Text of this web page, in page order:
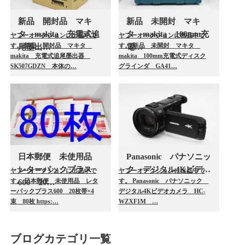
新品 開封品 マキ
タ makita 充電式追
尾墨出…
ヤフーオークションに出品中で
す。 新品 開封品 マキタ
makita 充電式追尾墨出器
SK507GDZN 本体の…
新品 未開封 マキ
タ makita 100mm充
電…
ヤフーオークションに出品中で
す。 新品 未開封 マキタ
makita 100mm充電式ディスク
グラインダ GA41…
日本郵便 未使用品
レターパックプラス
600 20…
ヤフーオークションに出品中で
す。 日本郵便 未使用品 レタ
ーパックプラス600 20枚帯×4
束 80枚 https:…
Panasonic パナソニッ
ク デジタル4Kビデ…
ヤフーオークションに出品中で
す。 Panasonic パナソニック
デジタル4Kビデオカメラ HC-
WZXF1M …
ブログカテゴリ一覧